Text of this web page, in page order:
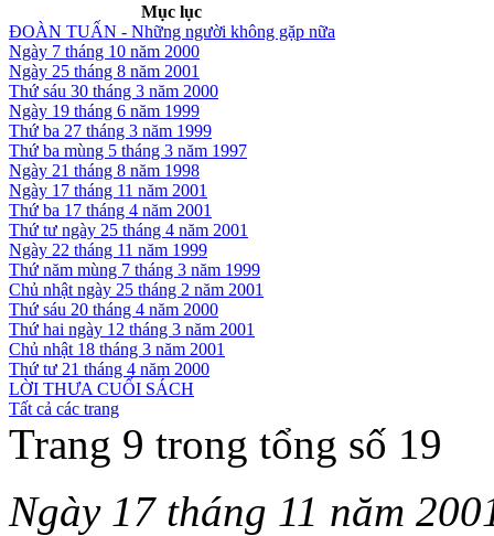
Mục lục
ĐOÀN TUẤN - Những người không gặp nữa
Ngày 7 tháng 10 năm 2000
Ngày 25 tháng 8 năm 2001
Thứ sáu 30 tháng 3 năm 2000
Ngày 19 tháng 6 năm 1999
Thứ ba 27 tháng 3 năm 1999
Thứ ba mùng 5 tháng 3 năm 1997
Ngày 21 tháng 8 năm 1998
Ngày 17 tháng 11 năm 2001
Thứ ba 17 tháng 4 năm 2001
Thứ tư ngày 25 tháng 4 năm 2001
Ngày 22 tháng 11 năm 1999
Thứ năm mùng 7 tháng 3 năm 1999
Chủ nhật ngày 25 tháng 2 năm 2001
Thứ sáu 20 tháng 4 năm 2000
Thứ hai ngày 12 tháng 3 năm 2001
Chủ nhật 18 tháng 3 năm 2001
Thứ tư 21 tháng 4 năm 2000
LỜI THƯA CUỐI SÁCH
Tất cả các trang
Trang 9 trong tổng số 19
Ngày 17 tháng 11 năm